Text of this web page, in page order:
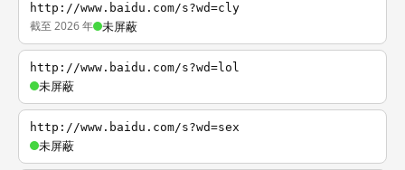
http://www.baidu.com/s?wd=cly
截至 2026 年 未屏蔽
http://www.baidu.com/s?wd=lol
未屏蔽
http://www.baidu.com/s?wd=sex
未屏蔽